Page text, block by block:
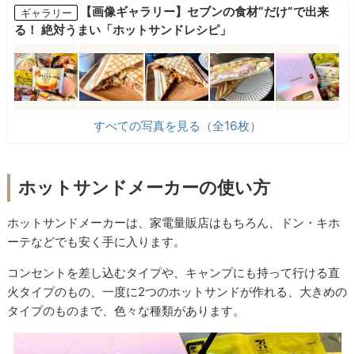
ギャラリー
【画像ギャラリー】セブンの食材“だけ”で出来
る！ 絶対うまい「ホットサンドレシピ」
すべての写真を見る（全16枚）
ホットサンドメーカーの使い方
ホットサンドメーカーは、家電量販店はもちろん、ドン・キホ
ーテなどでも安く手に入ります。
コンセントを差し込むタイプや、キャンプにも持って行ける直
火タイプのもの、一度に2つのホットサンドが作れる、大きめの
タイプのものまで、色々な種類があります。